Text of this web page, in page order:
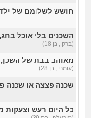
חושש לשלומם של
השכנים בלי אוכל
(ברק , בן 18)
מאוהב בבת של השכן,
(עומרי , בן 28)
שכנה פצצה או שכנה
כל היום רעש וצעקות